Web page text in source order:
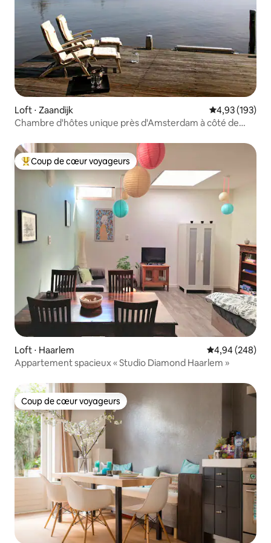
Loft ⋅ Zaandijk Évaluation
4,93 (193)
Chambre d'hôtes unique près d'Amsterdam à côté de
Coups de cœur voyageurs les plus appréciés
Coup de cœur voyageurs
Loft ⋅ Haarlem Évaluation
4,94 (248)
Appartement spacieux « Studio Diamond Haarlem »
Coup de cœur voyageurs
Coup de cœur voyageurs